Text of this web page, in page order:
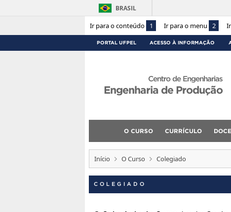
Ir para o conteúdo 1 Ir para o menu 2
BRASIL
PORTAL UFPEL ACESSO À INFORMAÇÃO
Centro de Engenharias
Engenharia de Produção
O CURSO CURRÍCULO
Início O Curso Colegiado
COLEGIADO